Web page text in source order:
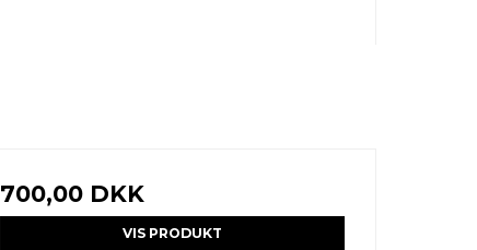
700,00 DKK
VIS PRODUKT